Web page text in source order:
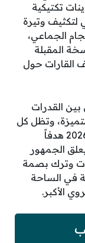
إذ يواجه تباينات تكتيكية
لتكثيف وتيرة
لتعزيز الانسجام الجماعي،
المقبلة
القارات حول
القدرات
وتظل كل
خطوة في طريق الاستعداد لكأس العالم 2026 هدفاً
الجمهور
وترك بصمة
في الساحة
الأكبر.